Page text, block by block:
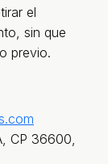
el
sin que
previo.
CP 36600,